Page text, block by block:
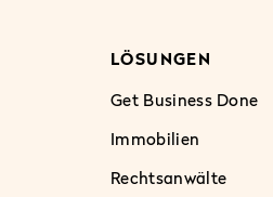
LÖSUNGEN
Get Business Done
Immobilien
Rechtsanwälte